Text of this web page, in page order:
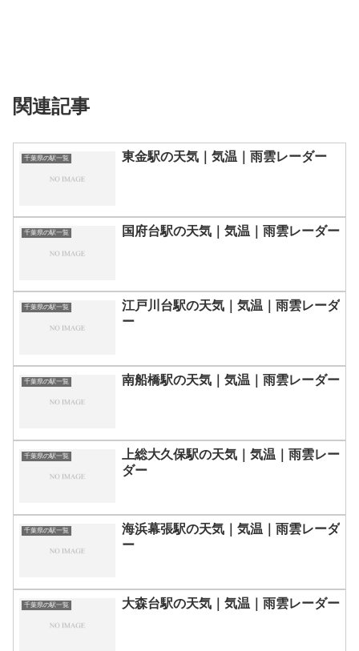
関連記事
千葉県の駅一覧 東金駅の天気｜気温｜雨雲レーダー
千葉県の駅一覧 国府台駅の天気｜気温｜雨雲レーダー
千葉県の駅一覧
江戸川台駅の天気｜気温｜雨雲レーダ
ー
千葉県の駅一覧 南船橋駅の天気｜気温｜雨雲レーダー
千葉県の駅一覧
上総大久保駅の天気｜気温｜雨雲レー
ダー
千葉県の駅一覧
海浜幕張駅の天気｜気温｜雨雲レーダ
ー
千葉県の駅一覧 大森台駅の天気｜気温｜雨雲レーダー